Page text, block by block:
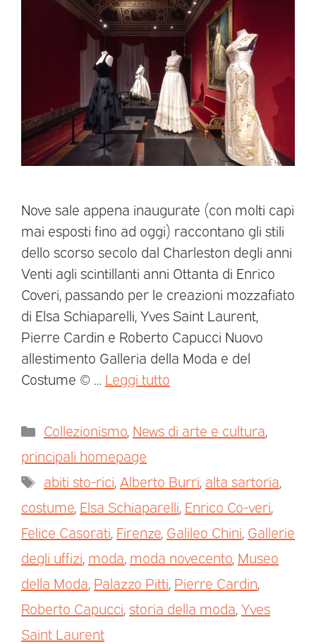
Nove sale appena inaugurate (con molti capi
mai esposti fino ad oggi) raccontano gli stili
dello scorso secolo dal Charleston degli anni
Venti agli scintillanti anni Ottanta di Enrico
Coveri, passando per le creazioni mozzafiato
di Elsa Schiaparelli, Yves Saint Laurent,
Pierre Cardin e Roberto Capucci Nuovo
allestimento Galleria della Moda e del
Costume © … Leggi tutto
Collezionismo, News di arte e cultura,
principali homepage
abiti sto-rici, Alberto Burri, alta sartoria,
costume, Elsa Schiaparelli, Enrico Co-veri,
Felice Casorati, Firenze, Galileo Chini, Gallerie
degli uffizi, moda, moda novecento, Museo
della Moda, Palazzo Pitti, Pierre Cardin,
Roberto Capucci,storia della moda,Yves
Saint Laurent